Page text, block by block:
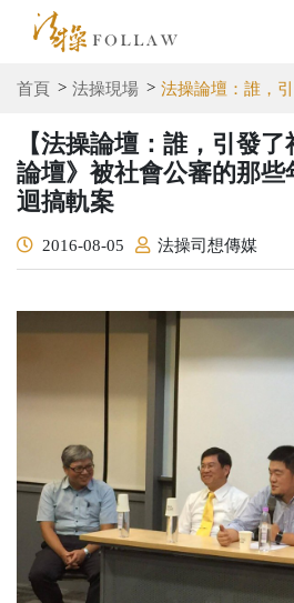
首頁 法操現場 法操論壇：誰，
【法操論壇：誰，引發
論壇》被社會公審的那
迴搞軌案
2016-08-05 法操司想傳媒